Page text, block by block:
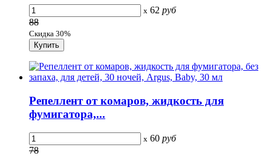
x 62 руб
88
Скидка 30%
Репеллент от комаров, жидкость для
фумигатора,...
x 60 руб
78